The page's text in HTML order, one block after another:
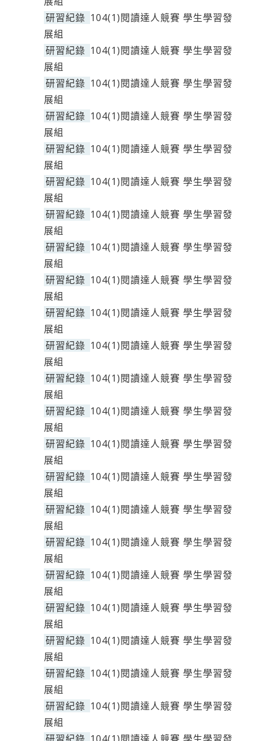
研習紀錄 104(1)閱讀達人競賽 學生學習發
展組
研習紀錄 104(1)閱讀達人競賽 學生學習發
展組
研習紀錄 104(1)閱讀達人競賽 學生學習發
展組
研習紀錄 104(1)閱讀達人競賽 學生學習發
展組
研習紀錄 104(1)閱讀達人競賽 學生學習發
展組
研習紀錄 104(1)閱讀達人競賽 學生學習發
展組
研習紀錄 104(1)閱讀達人競賽 學生學習發
展組
研習紀錄 104(1)閱讀達人競賽 學生學習發
展組
研習紀錄 104(1)閱讀達人競賽 學生學習發
展組
研習紀錄 104(1)閱讀達人競賽 學生學習發
展組
研習紀錄 104(1)閱讀達人競賽 學生學習發
展組
研習紀錄 104(1)閱讀達人競賽 學生學習發
展組
研習紀錄 104(1)閱讀達人競賽 學生學習發
展組
研習紀錄 104(1)閱讀達人競賽 學生學習發
展組
研習紀錄 104(1)閱讀達人競賽 學生學習發
展組
研習紀錄 104(1)閱讀達人競賽 學生學習發
展組
研習紀錄 104(1)閱讀達人競賽 學生學習發
展組
研習紀錄 104(1)閱讀達人競賽 學生學習發
展組
研習紀錄 104(1)閱讀達人競賽 學生學習發
展組
研習紀錄 104(1)閱讀達人競賽 學生學習發
展組
研習紀錄 104(1)閱讀達人競賽 學生學習發
展組
研習紀錄 104(1)閱讀達人競賽 學生學習發
展組